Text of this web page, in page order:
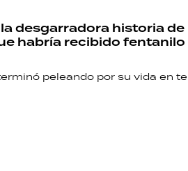
desgarradora historia de
habría recibido fentanilo
peleando por su vida en